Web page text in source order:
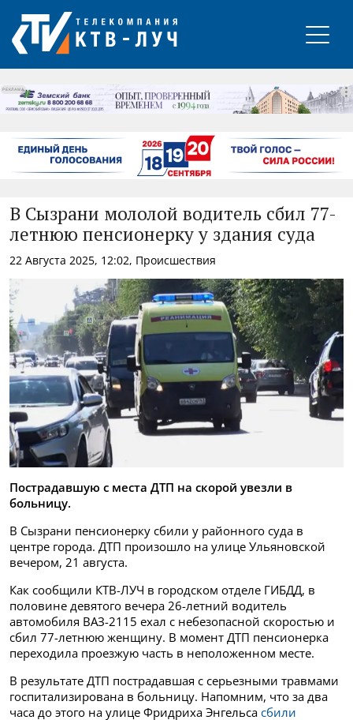
РЕКЛАМА
В Сызрани мололой водитель сбил 77-
летнюю пенсионерку у здания суда
22 Августа 2025, 12:02, Происшествия
Пострадавшую с места ДТП на скорой увезли в
больницу.
В Сызрани пенсионерку сбили у районного суда в
центре города. ДТП произошло на улице Ульяновской
вечером, 21 августа.
Как сообщили КТВ-ЛУЧ в городском отделе ГИБДД, в
половине девятого вечера 26-летний водитель
автомобиля ВАЗ-2115 ехал с небезопасной скоростью и
сбил 77-летнюю женщину. В момент ДТП пенсионерка
переходила проезжую часть в неположенном месте.
В результате ДТП пострадавшая с серьезными травмами
госпитализирована в больницу. Напомним, что за два
часа до этого на улице Фридриха Энгельса сбили